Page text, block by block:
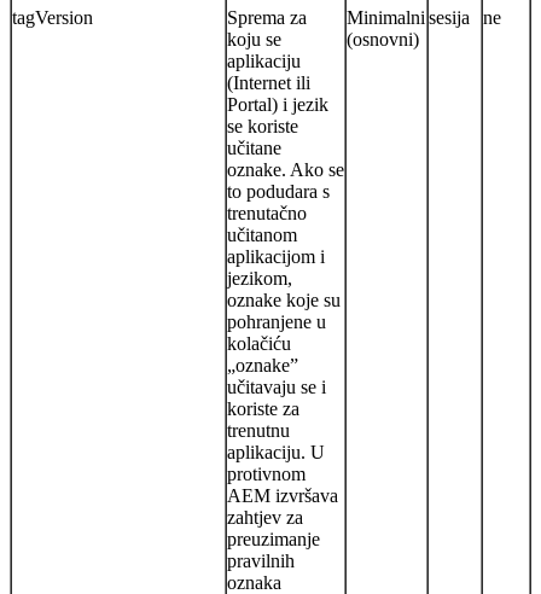
tagVersion
Sprema za
koju se
aplikaciju
(Internet ili
Portal) i jezik
se koriste
učitane
oznake. Ako se
to podudara s
trenutačno
učitanom
aplikacijom i
jezikom,
oznake koje su
pohranjene u
kolačiću
„oznake”
učitavaju se i
koriste za
trenutnu
aplikaciju. U
protivnom
AEM izvršava
zahtjev za
preuzimanje
pravilnih
oznaka
Minimalni
(osnovni)
sesija ne